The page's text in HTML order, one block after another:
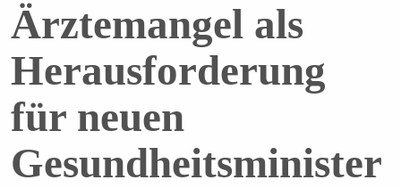
Ärztemangel als
Herausforderung
für neuen
Gesundheitsminister